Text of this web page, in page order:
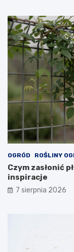
OGRÓD ROŚLINY
Czym zasłonić
inspiracje
7 sierpnia 2026